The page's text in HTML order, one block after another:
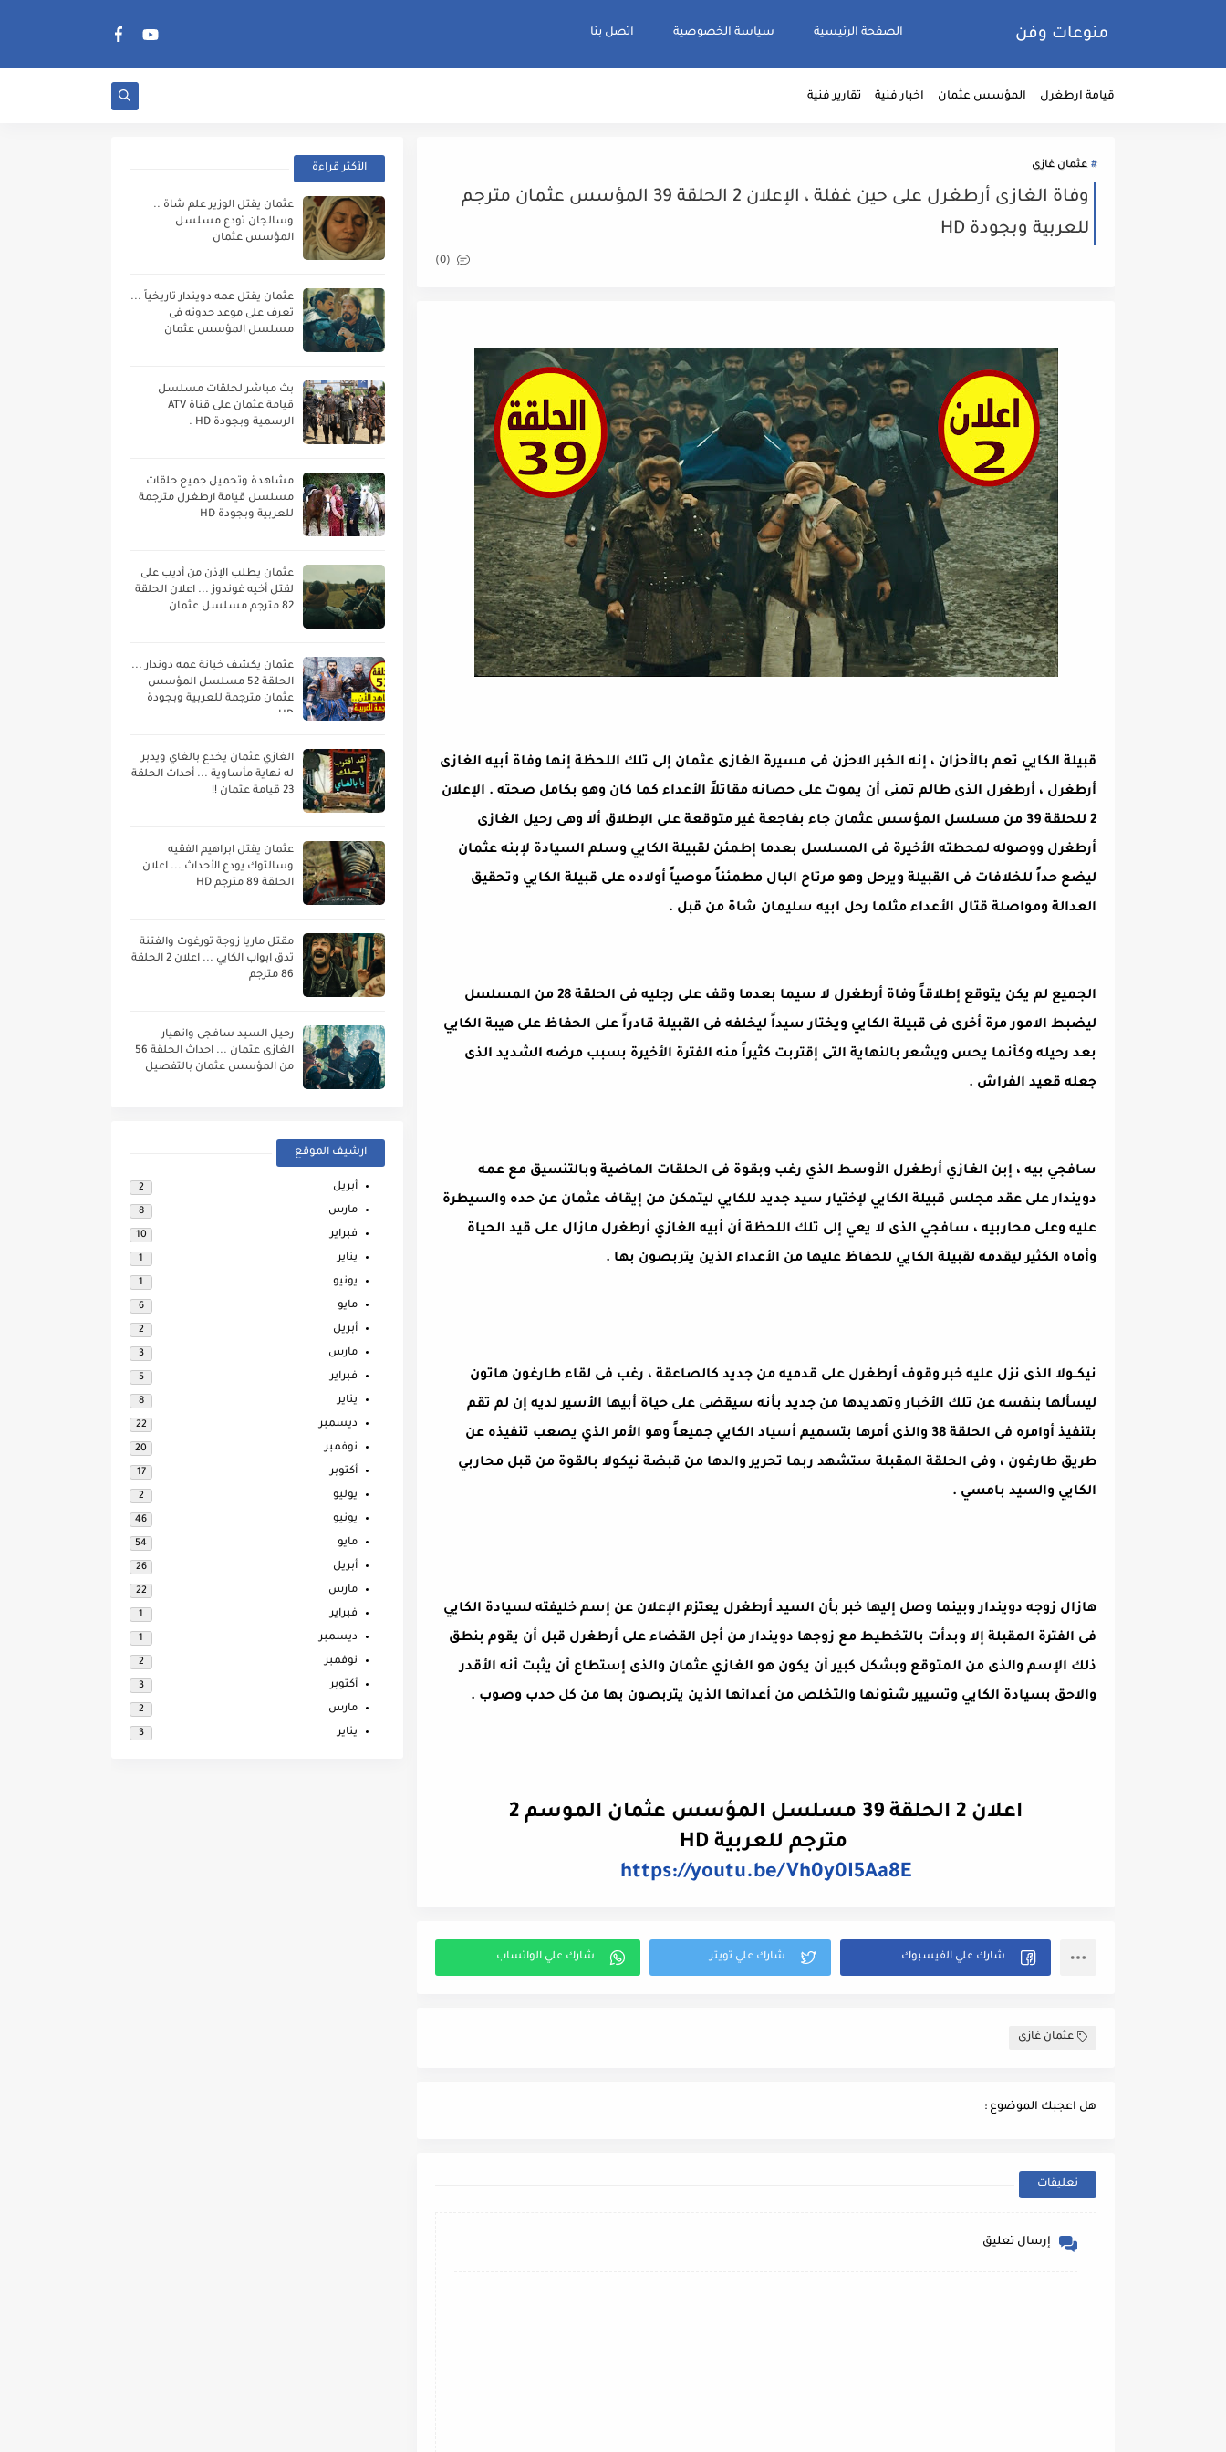
منوعات وفن الصفحة الرئيسية سياسة الخصوصية اتصل بنا
قيامة ارطغرل المؤسس عثمان اخبار فنية تقارير فنية
عثمان غازى
وفاة الغازى أرطغرل على حين غفلة ، الإعلان 2 الحلقة 39 المؤسس عثمان مترجم
للعربية وبجودة HD
(0)
قبيلة الكايي تعم بالأحزان ، إنه الخبر الاحزن فى مسيرة الغازى عثمان إلى تلك اللحظة إنها وفاة أبيه الغازى
أرطغرل ، أرطغرل الذى طالم تمنى أن يموت على حصانه مقاتلاً الأعداء كما كان وهو بكامل صحته . الإعلان
2 للحلقة 39 من مسلسل المؤسس عثمان جاء بفاجعة غير متوقعة على الإطلاق ألا وهى رحيل الغازى
أرطغرل ووصوله لمحطته الأخيرة فى المسلسل بعدما إطمئن لقبيلة الكايي وسلم السيادة لإبنه عثمان
ليضع حداً للخلافات فى القبيلة ويرحل وهو مرتاح البال مطمئناً موصياً أولاده على قبيلة الكايي وتحقيق
العدالة ومواصلة قتال الأعداء مثلما رحل ابيه سليمان شاة من قبل .
الجميع لم يكن يتوقع إطلاقاً وفاة أرطغرل لا سيما بعدما وقف على رجليه فى الحلقة 28 من المسلسل
ليضبط الامور مرة أخرى فى قبيلة الكايي ويختار سيداً ليخلفه فى القبيلة قادراً على الحفاظ على هيبة الكايي
بعد رحيله وكأنما يحس ويشعر بالنهاية التى إقتربت كثيراً منه الفترة الأخيرة بسبب مرضه الشديد الذى
جعله قعيد الفراش .
سافجي بيه ، إبن الغازي أرطغرل الأوسط الذي رغب وبقوة فى الحلقات الماضية وبالتنسيق مع عمه
دويندار على عقد مجلس قبيلة الكايي لإختيار سيد جديد للكايي ليتمكن من إيقاف عثمان عن حده والسيطرة
عليه وعلى محاربيه ، سافجي الذى لا يعي إلى تلك اللحظة أن أبيه الغازي أرطغرل مازال على قيد الحياة
وأماه الكثير ليقدمه لقبيلة الكايي للحفاظ عليها من الأعداء الذين يتربصون بها .
نيكــولا الذى نزل عليه خبر وقوف أرطغرل على قدميه من جديد كالصاعقة ، رغب فى لقاء طارغون هاتون
ليسألها بنفسه عن تلك الأخبار وتهديدها من جديد بأنه سيقضى على حياة أبيها الأسير لديه إن لم تقم
بتنفيذ أوامره فى الحلقة 38 والذى أمرها بتسميم أسياد الكايي جميعاً وهو الأمر الذي يصعب تنفيذه عن
طريق طارغون ، وفى الحلقة المقبلة ستشهد ربما تحرير والدها من قبضة نيكولا بالقوة من قبل محاربي
الكايي والسيد بامسي .
هازال زوجه دويندار وبينما وصل إليها خبر بأن السيد أرطغرل يعتزم الإعلان عن إسم خليفته لسيادة الكايي
فى الفترة المقبلة إلا وبدأت بالتخطيط مع زوجها دويندار من أجل القضاء على أرطغرل قبل أن يقوم بنطق
ذلك الإسم والذى من المتوقع وبشكل كبير أن يكون هو الغازي عثمان والذى إستطاع أن يثبت أنه الأقدر
والاحق بسيادة الكايي وتسيير شئونها والتخلص من أعدائها الذين يتربصون بها من كل حدب وصوب .
اعلان 2 الحلقة 39 مسلسل المؤسس عثمان الموسم 2
مترجم للعربية HD
https://youtu.be/Vh0y0I5Aa8E
عثمان غازى
هل اعجبك الموضوع :
تعليقات
إرسال تعليق
الأكثر قراءة
عثمان يقتل الوزير علم شاة ..
وسالجان تودع مسلسل
المؤسس عثمان
عثمان يقتل عمه دويندار تاريخياً ...
تعرف على موعد حدوثه فى
مسلسل المؤسس عثمان
بث مباشر لحلقات مسلسل
قيامة عثمان على قناة ATV
الرسمية وبجودة HD .
مشاهدة وتحميل جميع حلقات
مسلسل قيامة ارطغرل مترجمة
للعربية وبجودة HD
عثمان يطلب الإذن من أديب على
لقتل أخيه غوندوز ... اعلان الحلقة
82 مترجم مسلسل عثمان
عثمان يكشف خيانة عمه دوندار ...
الحلقة 52 مسلسل المؤسس
عثمان مترجمة للعربية وبجودة
HD
الغازي عثمان يخدع بالغاي ويدبر
له نهاية مأساوية ... أحداث الحلقة
23 قيامة عثمان !!
عثمان يقتل ابراهيم الفقيه
وسالتوك يودع الأحداث ... اعلان
الحلقة 89 مترجم HD
مقتل ماريا زوجة تورغوت والفتنة
تدق ابواب الكايي ... اعلان 2 الحلقة
86 مترجم
رحيل السيد سافجى وانهيار
الغازى عثمان ... احداث الحلقة 56
من المؤسس عثمان بالتفصيل
ارشيف الموقع
أبريل 2
مارس 8
فبراير 10
يناير 1
يونيو 1
مايو 6
أبريل 2
مارس 3
فبراير 5
يناير 8
ديسمبر 22
نوفمبر 20
أكتوبر 17
يوليو 2
يونيو 46
مايو 54
أبريل 26
مارس 22
فبراير 1
ديسمبر 1
نوفمبر 2
أكتوبر 3
مارس 2
يناير 3